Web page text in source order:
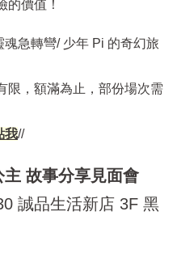
的價值！
急轉彎/ 少年 Pi 的奇幻旅
，額滿為止，部份場次需
我//
故事分享見面會
誠品生活新店 3F 黑